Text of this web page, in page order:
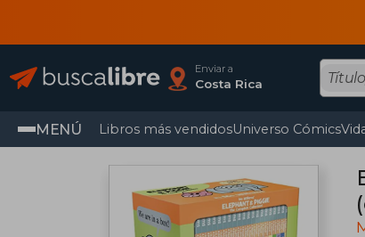
Enviar a
Costa Rica
MENÚ Libros más vendidosUniverso Cómics